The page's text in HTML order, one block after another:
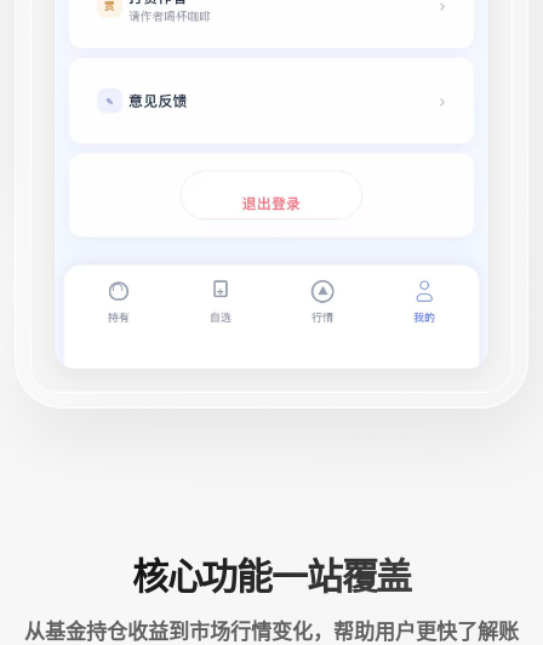
核心功能一站覆盖
从基金持仓收益到市场行情变化，帮助用户更快了解账